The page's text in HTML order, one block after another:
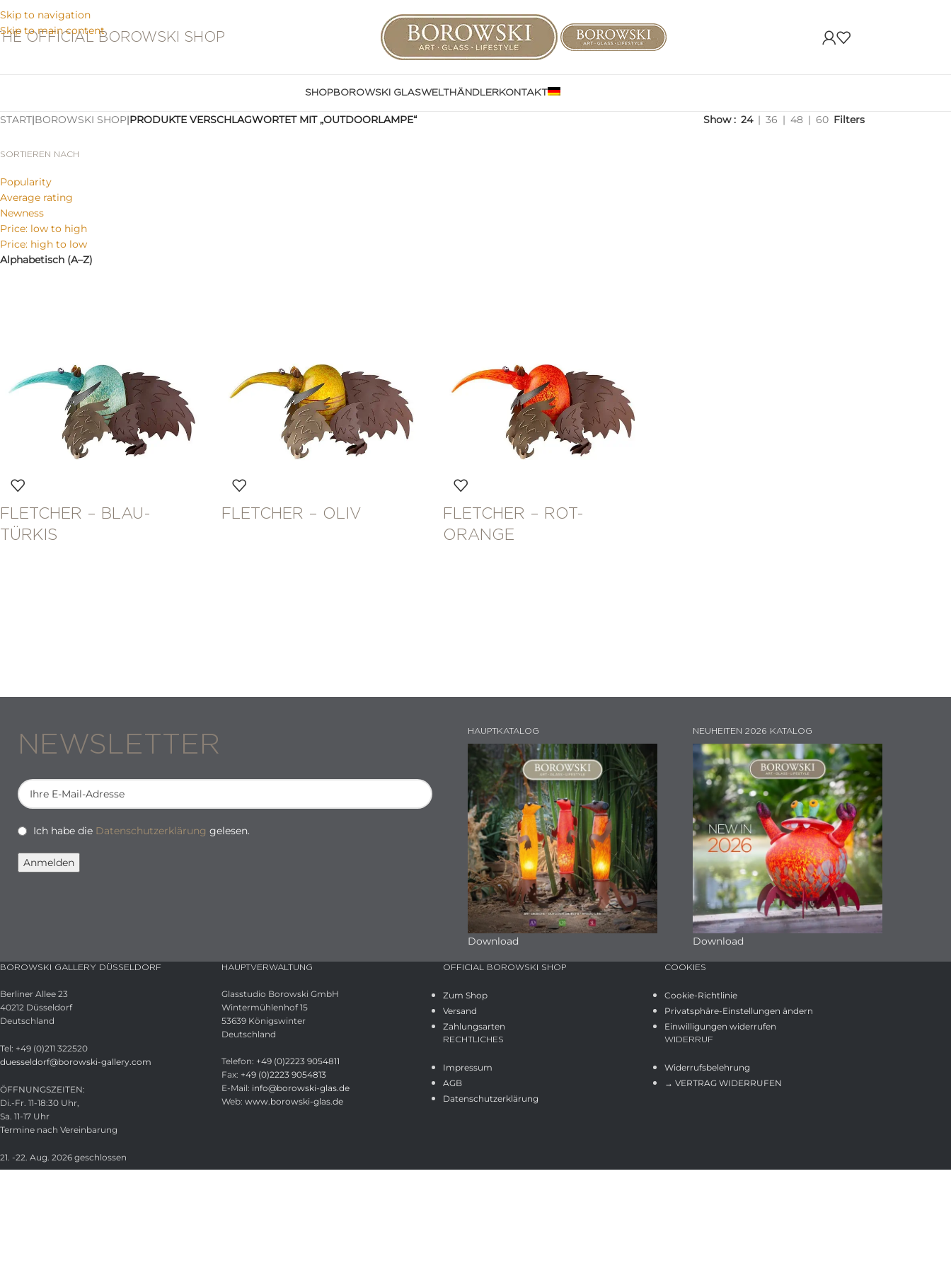
Skip to navigation
Skip to main content
OFFICIAL BOROWSKI SHOP
SHOPBOROWSKI GLASWELTHÄNDLERKONTAKT
START|BOROWSKI SHOP|PRODUKTE VERSCHLAGWORTET MIT „OUTDOORLAMPE“ Show 24 36 48 60 Filters
SORTIEREN NACH
Popularity
Average rating
Newness
Price: low to high
Price: high to low
Alphabetisch (A–Z)
FLETCHER – BLAU-
TÜRKIS
FLETCHER – OLIV
FLETCHER – ROT-
ORANGE
NEWSLETTER
Ich habe die Datenschutzerklärung gelesen.
HAUPTKATALOG
Download
NEUHEITEN 2026 KATALOG
Download
BOROWSKI GALLERY DÜSSELDORF
Berliner Allee 23
40212 Düsseldorf
Deutschland
Tel: +49 (0)211 322520
duesseldorf@borowski-gallery.com
ÖFFNUNGSZEITEN:
Di.-Fr. 11-18:30 Uhr,
Sa. 11-17 Uhr
Termine nach Vereinbarung
21. -22. Aug. 2026 geschlossen
HAUPTVERWALTUNG
Glasstudio Borowski GmbH
Wintermühlenhof 15
53639 Königswinter
Deutschland
Telefon: +49 (0)2223 9054811
Fax: +49 (0)2223 9054813
E-Mail: info@borowski-glas.de
Web: www.borowski-glas.de
OFFICIAL BOROWSKI SHOP
Zum Shop
Versand
Zahlungsarten
RECHTLICHES
Impressum
AGB
Datenschutzerklärung
COOKIES
Cookie-Richtlinie
Privatsphäre-Einstellungen ändern
Einwilligungen widerrufen
WIDERRUF
Widerrufsbelehrung
→ VERTRAG WIDERRUFEN